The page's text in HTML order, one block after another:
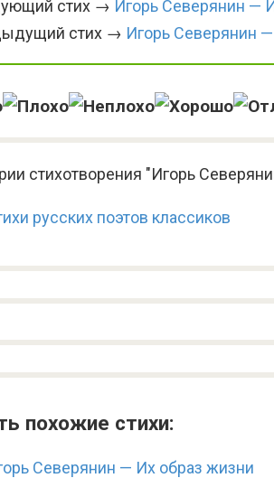
стих → Игорь Северянин —
стих → Игорь Северянин
стихотворения "Игорь
русских поэтов классиков
похожие стихи:
Северянин — Их образ жизни